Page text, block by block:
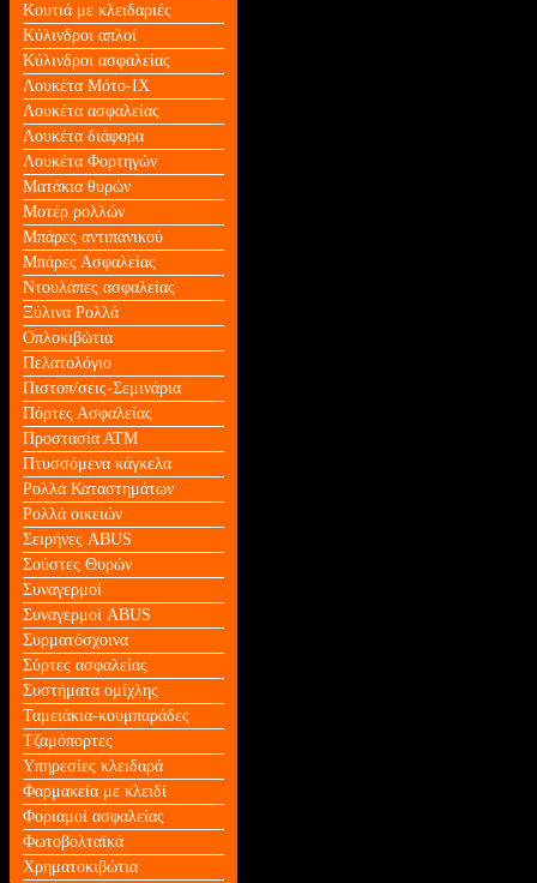
Κουτιά με κλειδαριές
Κύλινδροι απλοί
Κύλινδροι ασφαλείας
Λουκέτα Mότο-ΙΧ
Λουκέτα ασφαλείας
Λουκέτα διάφορα
Λουκέτα Φορτηγών
Ματάκια θυρών
Μοτέρ ρολλών
Μπάρες αντιπανικού
Μπάρες Ασφαλείας
Ντουλάπες ασφαλείας
Ξύλινα Ρολλά
Οπλοκιβώτια
Πελατολόγιο
Πιστοπ/σεις-Σεμινάρια
Πόρτες Ασφαλείας
Προστασία ΑΤΜ
Πτυσσόμενα κάγκελα
Ρολλά Καταστημάτων
Ρολλά οικειών
Σειρήνες ABUS
Σούστες Θυρών
Συναγερμοί
Συναγερμοί ABUS
Συρματόσχοινα
Σύρτες ασφαλείας
Συστήματα ομίχλης
Ταμειάκια-κουμπαράδες
Τζαμόπορτες
Υπηρεσίες κλειδαρά
Φαρμακεία με κλειδί
Φοριαμοί ασφαλείας
Φωτοβολταϊκά
Χρηματοκιβώτια